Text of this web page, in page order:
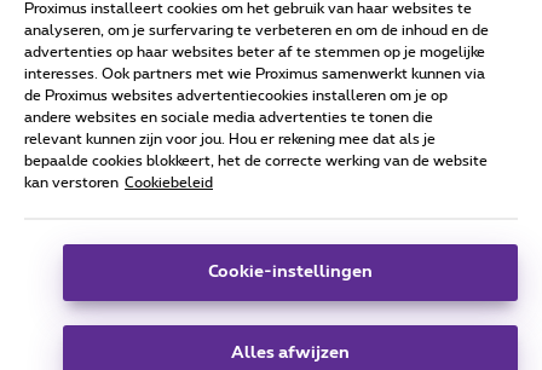
Forumvoorwaarden Accessibility statement
Alle rechten voorbehouden. © Proximus
Algemene voorwaarden, consumenteninfo
Deze website is gecreëerd en wordt beheerd conform het
Koning Albert II-laan 27 - B-1030 Brussel.
Proximus installeert cookies om het gebruik van haar websites te
analyseren, om je surfervaring te verbeteren en om de inhoud en de
advertenties op haar websites beter af te stemmen op je mogelijke
interesses. Ook partners met wie Proximus samenwerkt kunnen via
de Proximus websites advertentiecookies installeren om je op
andere websites en sociale media advertenties te tonen die
relevant kunnen zijn voor jou. Hou er rekening mee dat als je
bepaalde cookies blokkeert, het de correcte werking van de website
kan verstoren Cookiebeleid
Cookie-instellingen
Alles afwijzen